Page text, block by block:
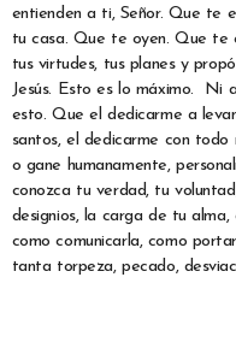
entienden a ti, Señor. Que te
tu casa. Que te oyen. Que te
tus virtudes, tus planes y
Jesús. Esto es lo máximo. Ni
esto. Que el dedicarme a
santos, el dedicarme con
o gane humanamente,
conozca tu verdad, tu
designios, la carga de tu
como comunicarla, como
tanta torpeza, pecado,